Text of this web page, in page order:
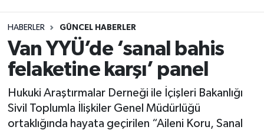
HABERLER GÜNCEL HABERLER
Van YYÜ’de ‘sanal bahis
felaketine karşı’ panel
Hukuki Araştırmalar Derneği ile İçişleri Bakanlığı
Sivil Toplumla İlişkiler Genel Müdürlüğü
ortaklığında hayata geçirilen “Aileni Koru, Sanal
Siyaset
Ekonomi
Sağlık
Eğitim
Van Namaz Vakitleri
Van Trafik Yoğunluk Haritası
Süper Lig Puan Durumu ve Fikstür
Tüm Manşetler